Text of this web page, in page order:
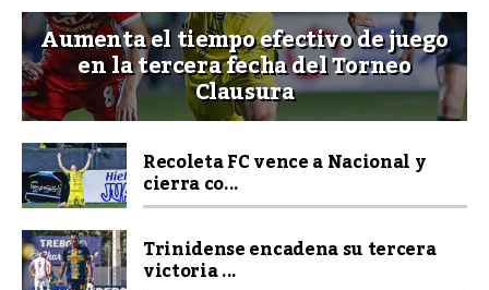
Aumenta el tiempo efectivo de juego
en la tercera fecha del Torneo
Clausura
Recoleta FC vence a Nacional y
cierra co...
Trinidense encadena su tercera
victoria ...